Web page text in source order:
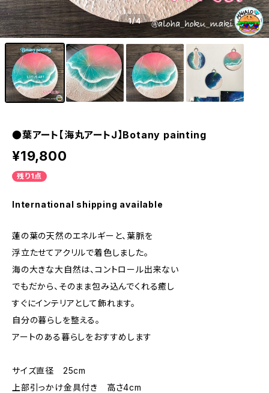
1/4
●葉アート【海丸アートJ】Botany painting
¥19,800
残り1点
International shipping available
蓮の葉の天然のエネルギーと、葉脈を
浮立たせてアクリルで着色しました。
海の大きな大自然は、コントロール出来ない
でもだから、そのまま包み込んでくれる癒し
すぐにインテリアとして飾れます。
自分の暮らしを整える。
アートのある暮らしをおすすめします
サイズ直径 25cm
上部引っかけ金具付き 高さ4cm